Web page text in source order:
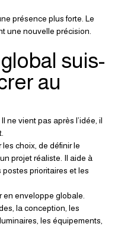
présence plus forte. Le
une nouvelle précision.
suis-
au
ne vient pas après l’idée, il
choix, de définir le
projet réaliste. Il aide à
prioritaires et les
en enveloppe globale.
la conception, les
les équipements,